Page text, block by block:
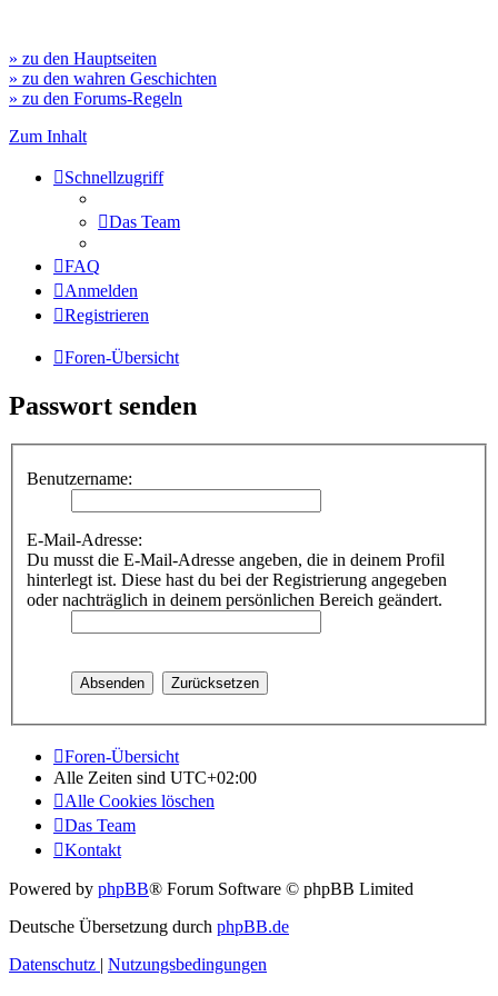
» zu den Hauptseiten
» zu den wahren Geschichten
» zu den Forums-Regeln
Zum Inhalt
Schnellzugriff
Das Team
FAQ
Anmelden
Registrieren
Foren-Übersicht
Passwort senden
Benutzername:
E-Mail-Adresse:
Du musst die E-Mail-Adresse angeben, die in deinem Profil
hinterlegt ist. Diese hast du bei der Registrierung angegeben
oder nachträglich in deinem persönlichen Bereich geändert.
Foren-Übersicht
Alle Zeiten sind UTC+02:00
Alle Cookies löschen
Das Team
Kontakt
Powered by phpBB® Forum Software © phpBB Limited
Deutsche Übersetzung durch phpBB.de
Datenschutz | Nutzungsbedingungen